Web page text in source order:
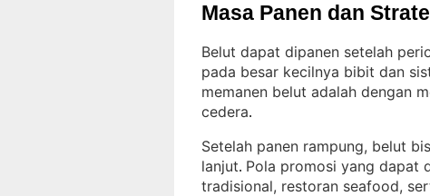
Masa Panen dan
Belut dapat dipanen setelah
pada besar kecilnya bibit dan
memanen belut adalah dengan
cedera.
Setelah panen rampung, belut
lanjut. Pola promosi yang dapat
tradisional, restoran seafood,